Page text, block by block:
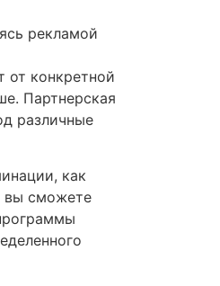
рекламой
от конкретной
Партнерская
различные
как
вы сможете